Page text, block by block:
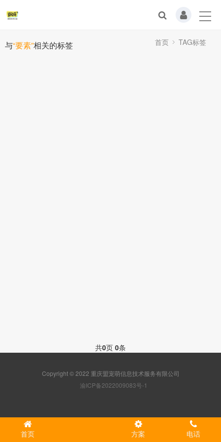
与“要素”相关的标签 首页 TAG标签
共0页 0条
Copyright © 2022 重庆盟宠萌信息技术服务有限公司
渝ICP备2022009083号-1
首页 方案 电话